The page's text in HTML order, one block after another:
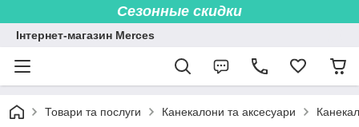
Сезонные скидки
Інтернет-магазин Merces
Товари та послуги Канекалони та аксесуари